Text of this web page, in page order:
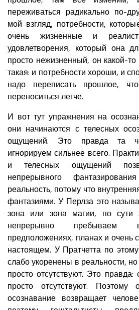
переживаться радикально по-
мой взгляд, потребности,
очень жизненные и
удовлетворения, который она
просто нежизненный, он какой-
такая: и потребности хороши, и
надо переписать прошлое,
переноситься легче.
И вот тут упражнения на
они начинаются с телесных
ощущений. Это правда та
игнорируем сильнее всего.
и телесных ощущений
непрерывного
реальность, потому что
фантазиями. У Перлза это
зона или зона магии, по
непрерывно пребываем
предположениях, планах и очень
настоящем. У Пратчетта по
слабо укоренены в реальности,
просто отсутствуют. Это
просто отсутствуют.
осознавание возвращает